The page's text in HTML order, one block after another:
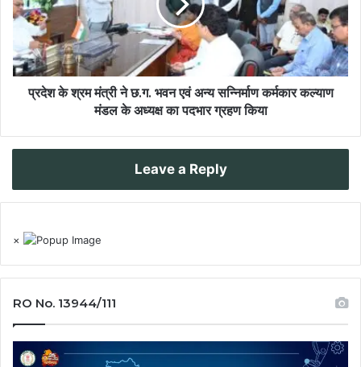
प्रदेश के श्रम मंत्री ने छ.ग. भवन एवं अन्य सन्निर्माण कर्मकार कल्याण
मंडल के अध्यक्ष का पदभार ग्रहण किया
Leave a Reply
×
RO No. 13944/111